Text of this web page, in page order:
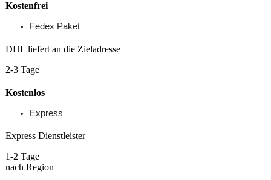
Kostenfrei
Fedex Paket
DHL liefert an die Zieladresse
2-3 Tage
Kostenlos
Express
Express Dienstleister
1-2 Tage
nach Region